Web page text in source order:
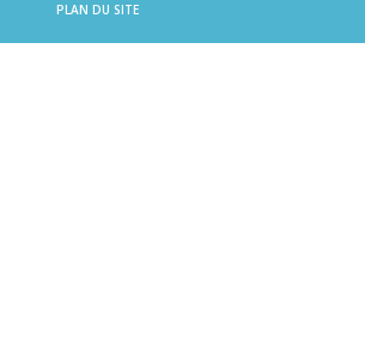
PLAN DU SITE